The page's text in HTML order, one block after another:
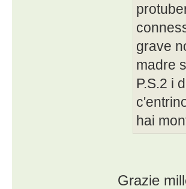
grave
madre
P.S.2 i
hai
Grazie